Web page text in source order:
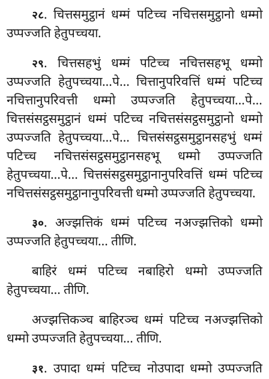
२८. चित्तसमुट्ठानं धम्मं पटिच्च नचित्तसमुट्ठानो धम्मो
उप्पज्जति हेतुपच्चया.
२९. चित्तसहभुं धम्मं पटिच्च नचित्तसहभू धम्मो
उप्पज्जति हेतुपच्चया…पे… चित्तानुपरिवत्तिं धम्मं पटिच्च
नचित्तानुपरिवत्ती धम्मो उप्पज्जति हेतुपच्चया…पे…
चित्तसंसट्ठसमुट्ठानं धम्मं पटिच्च नचित्तसंसट्ठसमुट्ठानो धम्मो
उप्पज्जति हेतुपच्चया…पे… चित्तसंसट्ठसमुट्ठानसहभुं धम्मं
पटिच्च नचित्तसंसट्ठसमुट्ठानसहभू धम्मो उप्पज्जति
हेतुपच्चया…पे… चित्तसंसट्ठसमुट्ठानानुपरिवत्तिं धम्मं पटिच्च
नचित्तसंसट्ठसमुट्ठानानुपरिवत्ती धम्मो उप्पज्जति हेतुपच्चया.
३०. अज्झत्तिकं धम्मं पटिच्च नअज्झत्तिको धम्मो
उप्पज्जति हेतुपच्चया… तीणि.
बाहिरं धम्मं पटिच्च नबाहिरो धम्मो उप्पज्जति
हेतुपच्चया… तीणि.
अज्झत्तिकञ्च बाहिरञ्च धम्मं पटिच्च नअज्झत्तिको
धम्मो उप्पज्जति हेतुपच्चया… तीणि.
३१. उपादा धम्मं पटिच्च नोउपादा धम्मो उप्पज्जति